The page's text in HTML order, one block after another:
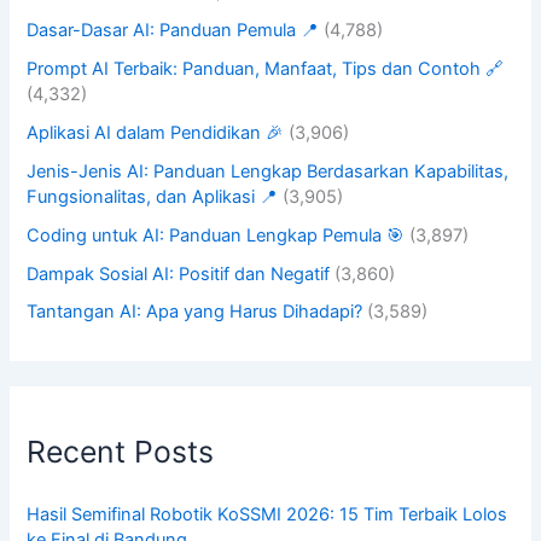
Dasar-Dasar AI: Panduan Pemula 📍 (4,788)
Prompt AI Terbaik: Panduan, Manfaat, Tips dan Contoh 🔗
(4,332)
Aplikasi AI dalam Pendidikan 🎉 (3,906)
Jenis-Jenis AI: Panduan Lengkap Berdasarkan Kapabilitas,
Fungsionalitas, dan Aplikasi 📍 (3,905)
Coding untuk AI: Panduan Lengkap Pemula 🎯 (3,897)
Dampak Sosial AI: Positif dan Negatif (3,860)
Tantangan AI: Apa yang Harus Dihadapi? (3,589)
Recent Posts
Hasil Semifinal Robotik KoSSMI 2026: 15 Tim Terbaik Lolos